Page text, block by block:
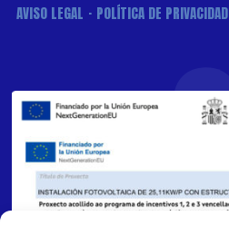
AVISO LEGAL POLÍTICA DE PRIVACIDAD